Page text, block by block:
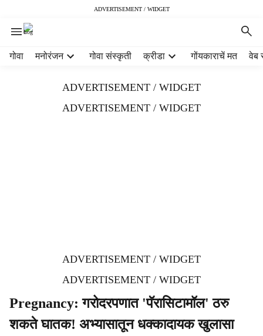
ADVERTISEMENT / WIDGET
गोवा मनोरंजन गोवा संस्कृती क्रीडा गोंयकाराचें मत वेब
ADVERTISEMENT / WIDGET
ADVERTISEMENT / WIDGET
ADVERTISEMENT / WIDGET
ADVERTISEMENT / WIDGET
Pregnancy: गरोदरपणात 'पॅरासिटामॉल' ठरु
शकते घातक! अभ्यासातून धक्कादायक खुलासा